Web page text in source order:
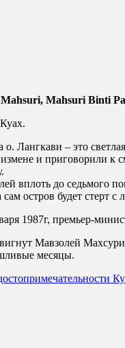
Mahsuri Binti
о. Лангкави – это
и приговорили к
вплоть до седьмого
остров будет стерт с
1987г, премьер-
Мавзолей
месяцы.